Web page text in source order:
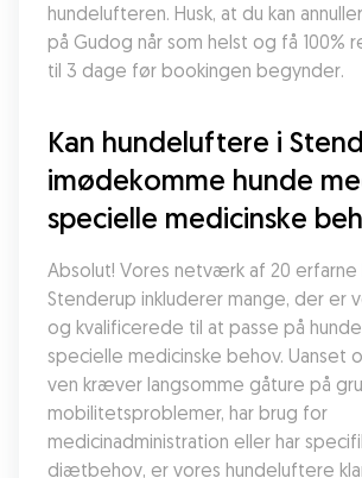
hundelufteren. Husk, at du kan
på Gudog når som helst og få 100%
til 3 dage før bookingen begynder.
Kan hundeluftere i
imødekomme hunde
specielle medicinske
Absolut! Vores netværk af 20
Stenderup inkluderer mange, der er
og kvalificerede til at passe på
specielle medicinske behov. Uanset
ven kræver langsomme gåture på
mobilitetsproblemer, har brug for
medicinadministration eller har
diætbehov, er vores hundeluftere